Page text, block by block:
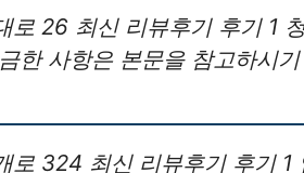
로 26 최신 리뷰후기 후기 1
한 사항은 본문을 참고하시
로 324 최신 리뷰후기 후기 1